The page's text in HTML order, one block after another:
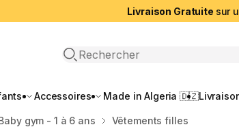
Livraison Gratuite sur
Recherche ouverte
Accessoires Made in Algeria 🇩🇿
gym - 1 à 6 ans Vêtements filles